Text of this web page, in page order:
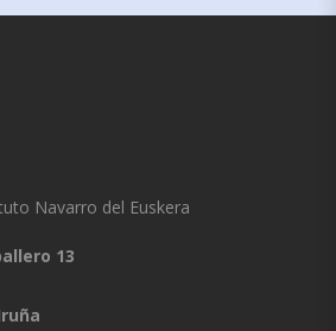
Navarro del Euskera
13